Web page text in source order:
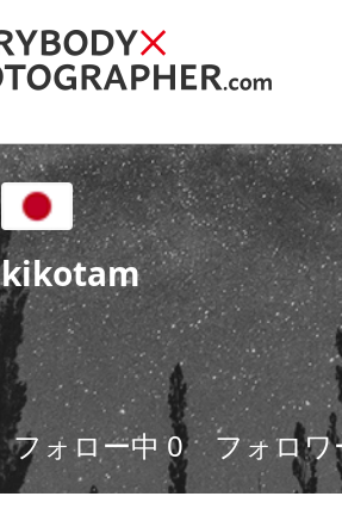
kikotam
フォロー中0 フォロ